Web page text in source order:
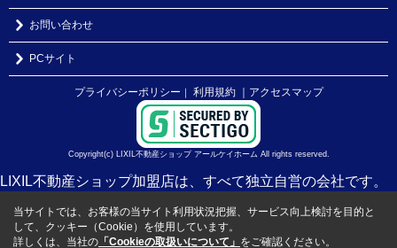
お問い合わせ
PCサイト
プライバシーポリシー ｜ 利用規約 ｜アクセスマップ
Copyright(c) LIXIL不動産ショップ アールケイホーム All rights reserved.
LIXIL不動産ショップ加盟店は、すべて独立自営の会社です。
当サイトでは、お客様の当サイト利用状況把握、サービス向上検討を目的と
して、クッキー（Cookie）を使用しています。
詳しくは、当社の 「Cookieの取扱いについて」 をご確認ください。